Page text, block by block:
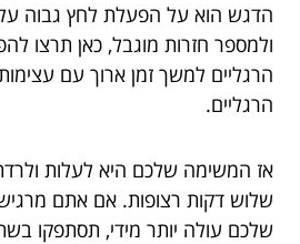
הדגש הוא על הפעלת לחץ גבוה
ולמספר חזרות מוגבל, כאן תרצו
הרגליים למשך זמן ארוך עם
הרגליים.
אז המשימה שלכם היא לעלות
שלוש דקות רצופות. אם אתם
שלכם עולה יותר מידי, תסתפקו